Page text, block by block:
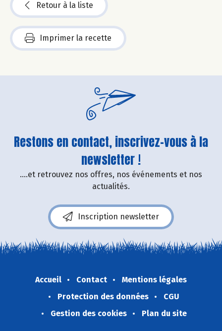
Retour à la liste
Imprimer la recette
Restons en contact, inscrivez-vous à la
newsletter !
....et retrouvez nos offres, nos événements et nos
actualités.
Inscription newsletter
Accueil Contact
Mentions légales
Protection des données
CGU
Gestion des cookies
Plan du site